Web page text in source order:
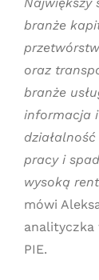
branże
oraz
branże
informacja
pracy i
wysoką
mówi
analityczka
PIE.